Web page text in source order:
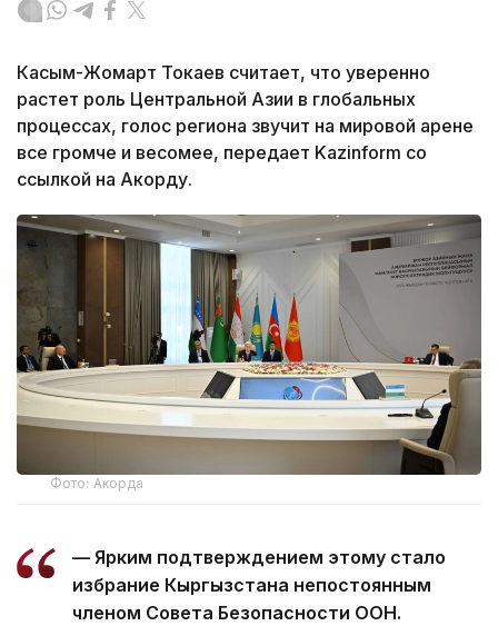
Касым-Жомарт Токаев считает, что уверенно
растет роль Центральной Азии в глобальных
процессах, голос региона звучит на мировой арене
все громче и весомее, передает Kazinform со
ссылкой на Акорду.
Фото: Акорда
— Ярким подтверждением этому стало
избрание Кыргызстана непостоянным
членом Совета Безопасности ООН.